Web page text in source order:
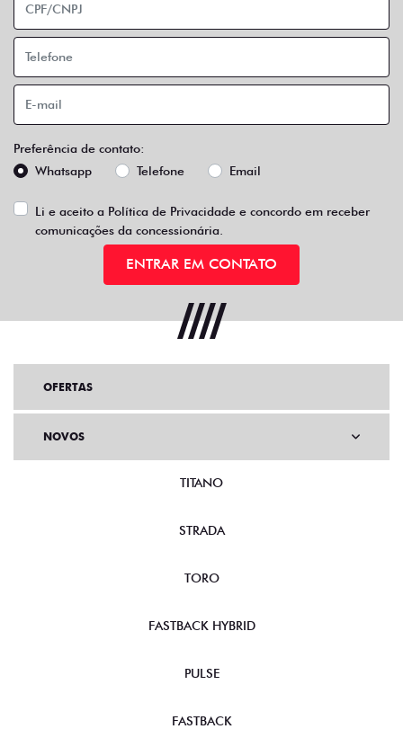
Preferência de contato:
Whatsapp
Telefone Email
Li e aceito a Política de Privacidade e concordo em receber
comunicações da concessionária.
ENTRAR EM CONTATO
OFERTAS
NOVOS
TITANO
STRADA
TORO
FASTBACK HYBRID
PULSE
FASTBACK